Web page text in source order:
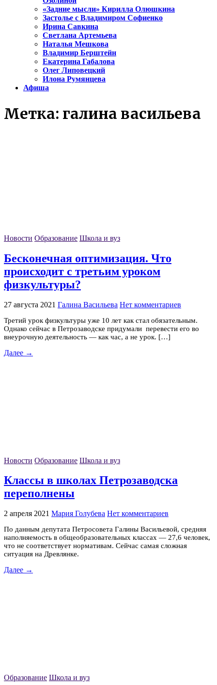
«Задние мысли» Кирилла Олюшкина
Застолье с Владимиром Софиенко
Ирина Савкина
Светлана Артемьева
Наталья Мешкова
Владимир Берштейн
Екатерина Габалова
Олег Липовецкий
Илона Румянцева
Афиша
Метка: галина васильева
Новости Образование Школа и вуз
Бесконечная оптимизация. Что
происходит с третьим уроком
физкультуры?
27 августа 2021 Галина Васильева Нет комментариев
Третий урок физкультуры уже 10 лет как стал обязательным.
Однако сейчас в Петрозаводске придумали перевести его во
внеурочную деятельность — как час, а не урок. […]
Далее →
Новости Образование Школа и вуз
Классы в школах Петрозаводска
переполнены
2 апреля 2021 Мария Голубева Нет комментариев
По данным депутата Петросовета Галины Васильевой, средняя
наполняемость в общеобразовательных классах — 27,6 человек,
что не соответствует нормативам. ‎Сейчас самая сложная
ситуация на Древлянке.
Далее →
Образование Школа и вуз